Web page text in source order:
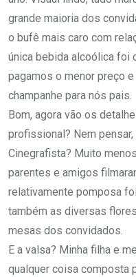
grande maioria dos
o bufê mais caro com
única bebida alcoólica foi
pagamos o menor preço
champanhe para nós pais.
Bom, agora vão os
profissional? Nem
Cinegrafista? Muito
parentes e amigos
relativamente pomposa
também as diversas
mesas dos convidados.
E a valsa? Minha filha e
qualquer coisa composta